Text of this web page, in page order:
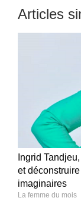
Articles
Ingrid
et
imaginaires
La femme du mois